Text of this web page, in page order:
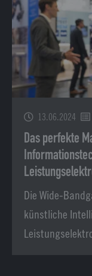
13.06.2024
Das perfekte
Die Wide-
künstliche